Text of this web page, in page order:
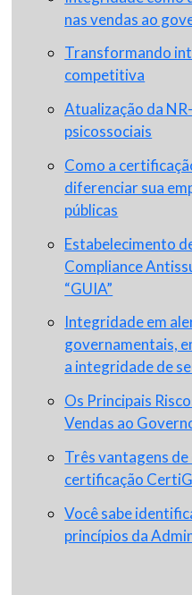
nas vendas ao
Transformando
competitiva
Atualização da
psicossociais
Como a
diferenciar sua
públicas
Estabelecimento
Compliance
“GUIA”
Integridade em
governamentais,
a integridade de
Os Principais
Vendas ao
Três vantagens de
certificação
Você sabe
princípios da